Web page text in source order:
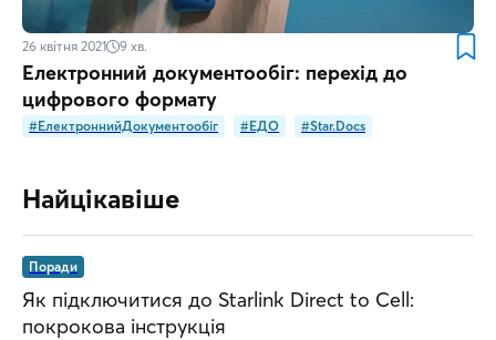
26 квітня 2021 9 хв.
Електронний документообіг: перехід до
цифрового формату
#ЕлектроннийДокументообіг #ЕДО #Star.Docs
Найцікавіше
Поради
Як підключитися до Starlink Direct to Cell:
покрокова інструкція